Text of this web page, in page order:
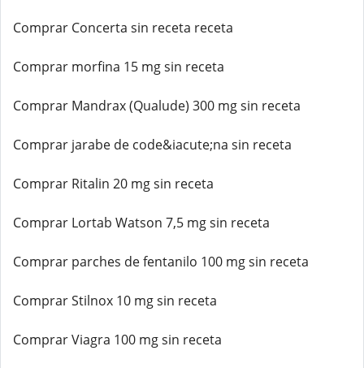
Comprar Concerta sin receta receta
Comprar morfina 15 mg sin receta
Comprar Mandrax (Qualude) 300 mg sin receta
Comprar jarabe de code&iacute;na sin receta
Comprar Ritalin 20 mg sin receta
Comprar Lortab Watson 7,5 mg sin receta
Comprar parches de fentanilo 100 mg sin receta
Comprar Stilnox 10 mg sin receta
Comprar Viagra 100 mg sin receta